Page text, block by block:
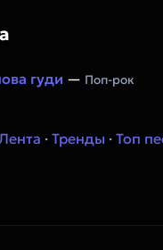
гуди — Поп-рок
· Тренды · Топ